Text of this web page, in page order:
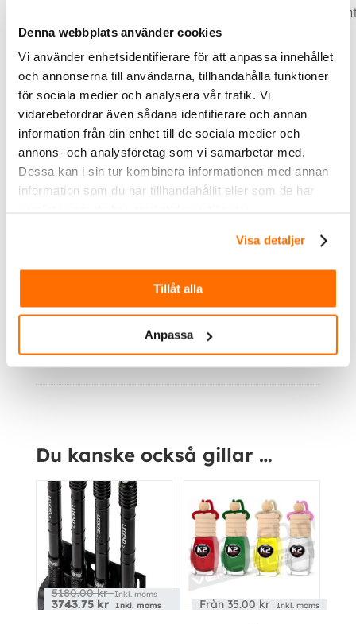
Denna webbplats använder cookies
Vi använder enhetsidentifierare för att anpassa innehållet
och annonserna till användarna, tillhandahålla funktioner
för sociala medier och analysera vår trafik. Vi
vidarebefordrar även sådana identifierare och annan
information från din enhet till de sociala medier och
annons- och analysföretag som vi samarbetar med.
Dessa kan i sin tur kombinera informationen med annan
information som du har tillhandahållit eller som de har
Visa detaljer
Tillåt alla
Anpassa
• Anodiserad aluminium av flygplanskvalitet •
dammbeständig (IP67)
kOPERATION
• En knapp på sidan för av / på och magnetisk
lägesväljare
• USB-A till USB-C laddkabel
• Avtagbar handledsrem
BATTERIER
• Drivs av ett uppladdningsbart internt
(Laddningstid: 7 – 28 timmar, beroende på
• 1,03 kg
• (L) 35cm X (B) 6,5cm X (H) 6,5cm
Du kanske också gillar …
5180.00kr Inkl. moms
3743.75 kr Inkl. moms Från35.00 kr Inkl. moms